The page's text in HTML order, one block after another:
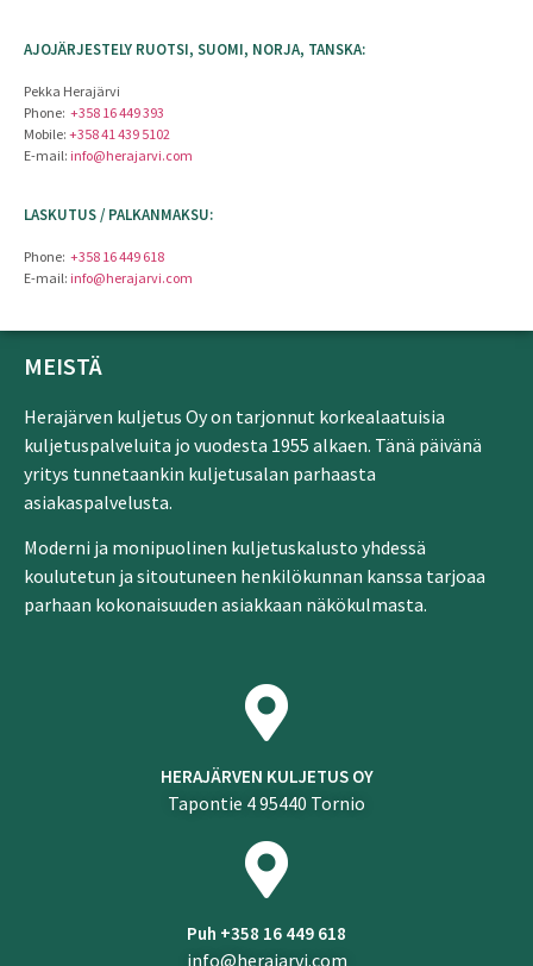
AJOJÄRJESTELY RUOTSI, SUOMI, NORJA, TANSKA:
Pekka Herajärvi
Phone: +358 16 449 393
Mobile: +358 41 439 5102
E-mail: info@herajarvi.com
LASKUTUS / PALKANMAKSU:
Phone: +358 16 449 618
E-mail: info@herajarvi.com
MEISTÄ
Herajärven kuljetus Oy on tarjonnut korkealaatuisia
kuljetuspalveluita jo vuodesta 1955 alkaen. Tänä päivänä
yritys tunnetaankin kuljetusalan parhaasta
asiakaspalvelusta.
Moderni ja monipuolinen kuljetuskalusto yhdessä
koulutetun ja sitoutuneen henkilökunnan kanssa tarjoaa
parhaan kokonaisuuden asiakkaan näkökulmasta.
HERAJÄRVEN KULJETUS OY
Tapontie 4 95440 Tornio
Puh +358 16 449 618
info@herajarvi.com